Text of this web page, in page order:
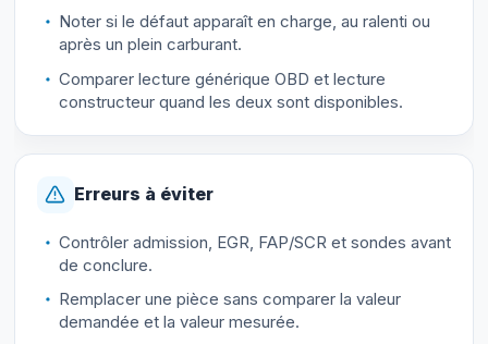
Noter si le défaut apparaît en charge, au ralenti ou
après un plein carburant.
Comparer lecture générique OBD et lecture
constructeur quand les deux sont disponibles.
Erreurs à éviter
Contrôler admission, EGR, FAP/SCR et sondes avant
de conclure.
Remplacer une pièce sans comparer la valeur
demandée et la valeur mesurée.